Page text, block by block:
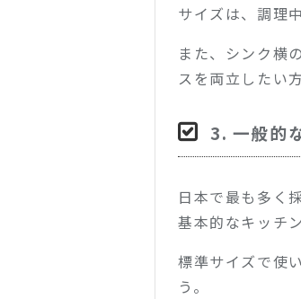
サイズは、調理
また、シンク横
スを両立したい
3. 一般的
日本で最も多く
基本的なキッチ
標準サイズで使
う。